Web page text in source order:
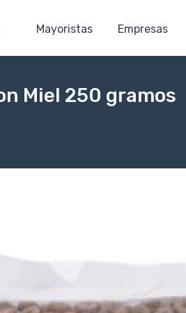
Mayoristas Empresas
Miel 250 gramos